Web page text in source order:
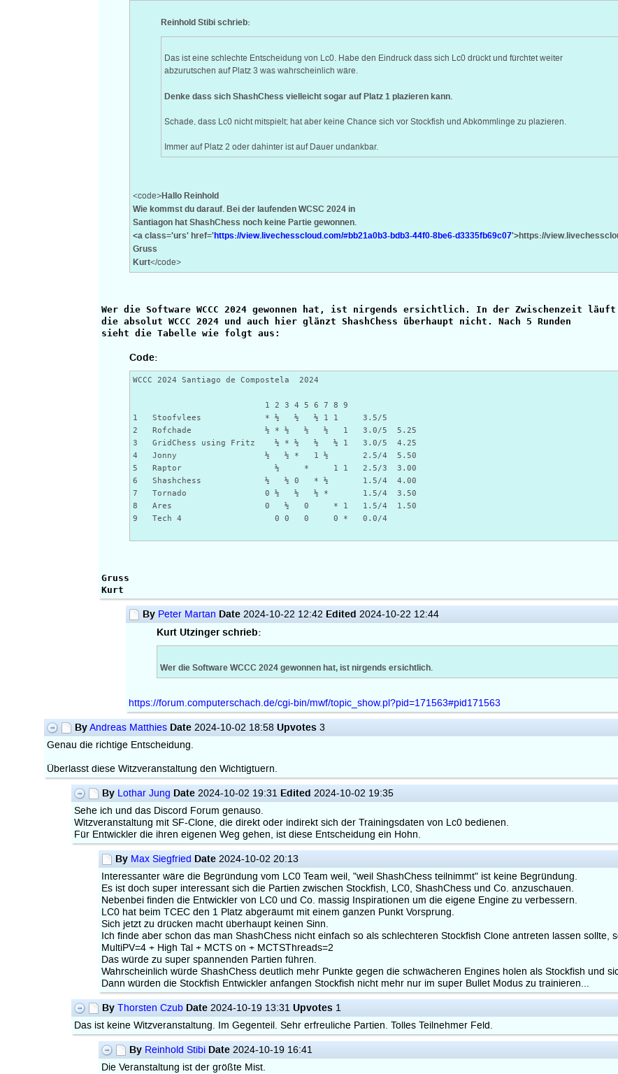
Reinhold Stibi schrieb:
Das ist eine schlechte Entscheidung von Lc0. Habe den Eindruck dass sich Lc0 drückt und fürchtet weiter
abzurutschen auf Platz 3 was wahrscheinlich wäre.
Denke dass sich ShashChess vielleicht sogar auf Platz 1 plazieren kann.
Schade, dass Lc0 nicht mitspielt; hat aber keine Chance sich vor Stockfish und Abkömmlinge zu plazieren.
Immer auf Platz 2 oder dahinter ist auf Dauer undankbar.
<code>Hallo Reinhold
Wie kommst du darauf. Bei der laufenden WCSC 2024 in
Santiagon hat ShashChess noch keine Partie gewonnen.
<a class='urs' href='https://view.livechesscloud.com/#bb21a0b3-bdb3-44f0-8be6-d3335fb69c07'>https://
Gruss
Kurt</code>
Wer die Software WCCC 2024 gewonnen hat, ist nirgends ersichtlich. In der Zwischenzeit läuft
die absolut WCCC 2024 und auch hier glänzt ShashChess überhaupt nicht. Nach 5 Runden
sieht die Tabelle wie folgt aus:
Code:
WCCC 2024 Santiago de Compostela 2024
1 2 3 4 5 6 7 8 9
1 Stoofvlees * ½ ½ ½ 1 1 3.5/5
2 Rofchade ½ * ½ ½ ½ 1 3.0/5 5.25
3 GridChess using Fritz ½ * ½ ½ ½ 1 3.0/5 4.25
4 Jonny ½ ½ * 1 ½ 2.5/4 5.50
5 Raptor ½ * 1 1 2.5/3 3.00
6 Shashchess ½ ½ 0 * ½ 1.5/4 4.00
7 Tornado 0 ½ ½ ½ * 1.5/4 3.50
8 Ares 0 ½ 0 * 1 1.5/4 1.50
9 Tech 4 0 0 0 0 * 0.0/4
Gruss
Kurt
By Peter Martan Date2024-10-22 12:42 Edited 2024-10-22 12:44
Kurt Utzinger schrieb:
Wer die Software WCCC 2024 gewonnen hat, ist nirgends ersichtlich.
https://forum.computerschach.de/cgi-bin/mwf/topic_show.pl?pid=171563#pid171563
ByAndreas Matthies Date 2024-10-02 18:58Upvotes 3
Genau die richtige Entscheidung.
Überlasst diese Witzveranstaltung den Wichtigtuern.
By Lothar Jung Date 2024-10-02 19:31 Edited 2024-10-02 19:35
Sehe ich und das Discord Forum genauso.
Witzveranstaltung mit SF-Clone, die direkt oder indirekt sich der Trainingsdaten von Lc0 bedienen.
Für Entwickler die ihren eigenen Weg gehen, ist diese Entscheidung ein Hohn.
By Max Siegfried Date 2024-10-02 20:13
Interessanter wäre die Begründung vom LC0 Team weil, "weil ShashChess teilnimmt" ist keine Begründung.
Es ist doch super interessant sich die Partien zwischen Stockfish, LC0, ShashChess und Co. anzuschauen.
Nebenbei finden die Entwickler von LC0 und Co. massig Inspirationen um die eigene Engine zu verbessern.
LC0 hat beim TCEC den 1 Platz abgeräumt mit einem ganzen Punkt Vorsprung.
Sich jetzt zu drücken macht überhaupt keinen Sinn.
Ich finde aber schon das man ShashChess nicht einfach so als schlechteren Stockfish Clone antreten lassen sollte,
MultiPV=4 + High Tal + MCTS on + MCTSThreads=2
Das würde zu super spannenden Partien führen.
Wahrscheinlich würde ShashChess deutlich mehr Punkte gegen die schwächeren Engines holen als Stockfish und
Dann würden die Stockfish Entwickler anfangen Stockfish nicht mehr nur im super Bullet Modus zu trainieren...
By Thorsten Czub Date 2024-10-19 13:31Upvotes 1
Das ist keine Witzveranstaltung. Im Gegenteil. Sehr erfreuliche Partien. Tolles Teilnehmer Feld.
By Reinhold Stibi Date 2024-10-19 16:41
Die Veranstaltung ist der größte Mist.